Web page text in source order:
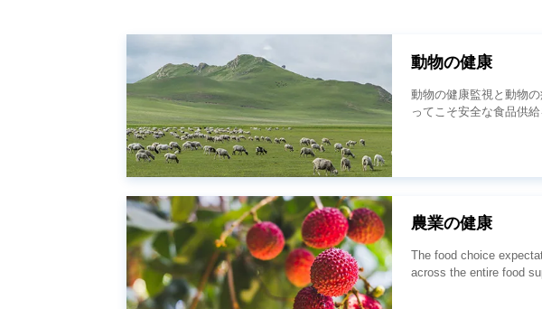
動物の健康
ってこそ安全な食品供
農業の健康